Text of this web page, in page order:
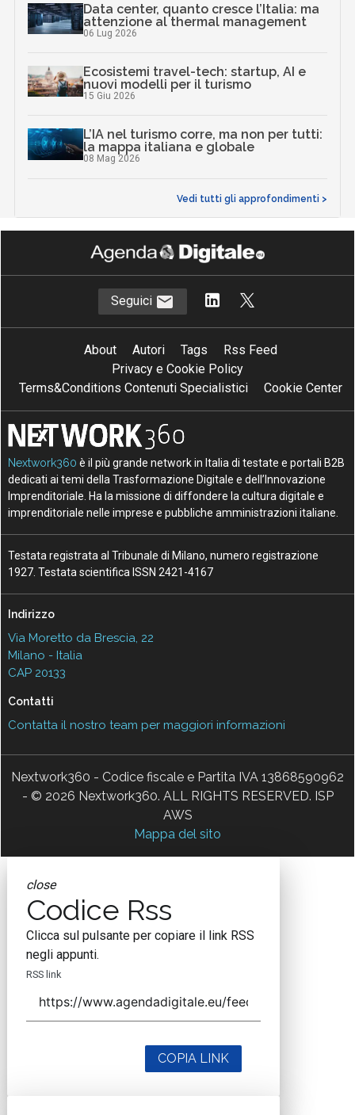
Data center, quanto cresce l’Italia: ma
attenzione al thermal management
06 Lug 2026
Ecosistemi travel-tech: startup, AI e
nuovi modelli per il turismo
15 Giu 2026
L’IA nel turismo corre, ma non per tutti:
la mappa italiana e globale
08 Mag 2026
Vedi tutti gli approfondimenti >
Seguici
About Autori Tags
Rss Feed
Privacy e Cookie Policy
Terms&Conditions Contenuti Specialistici
Cookie Center
Nextwork360 è il più grande network in Italia di testate e portali B2B
dedicati ai temi della Trasformazione Digitale e dell’Innovazione
Imprenditoriale. Ha la missione di diffondere la cultura digitale e
imprenditoriale nelle imprese e pubbliche amministrazioni italiane.
Testata registrata al Tribunale di Milano, numero registrazione
1927. Testata scientifica ISSN 2421-4167
Indirizzo
Via Moretto da Brescia, 22
Milano - Italia
CAP 20133
Contatti
Contatta il nostro team per maggiori informazioni
Nextwork360 - Codice fiscale e Partita IVA 13868590962
- © 2026 Nextwork360. ALL RIGHTS RESERVED. ISP
AWS
Mappa del sito
close
Codice Rss
Clicca sul pulsante per copiare il link RSS
negli appunti.
RSS link
COPIA LINK